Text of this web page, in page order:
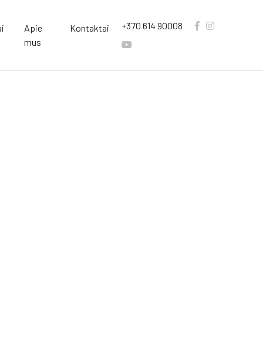
Apie
mus
Kontaktai +370 614 90008